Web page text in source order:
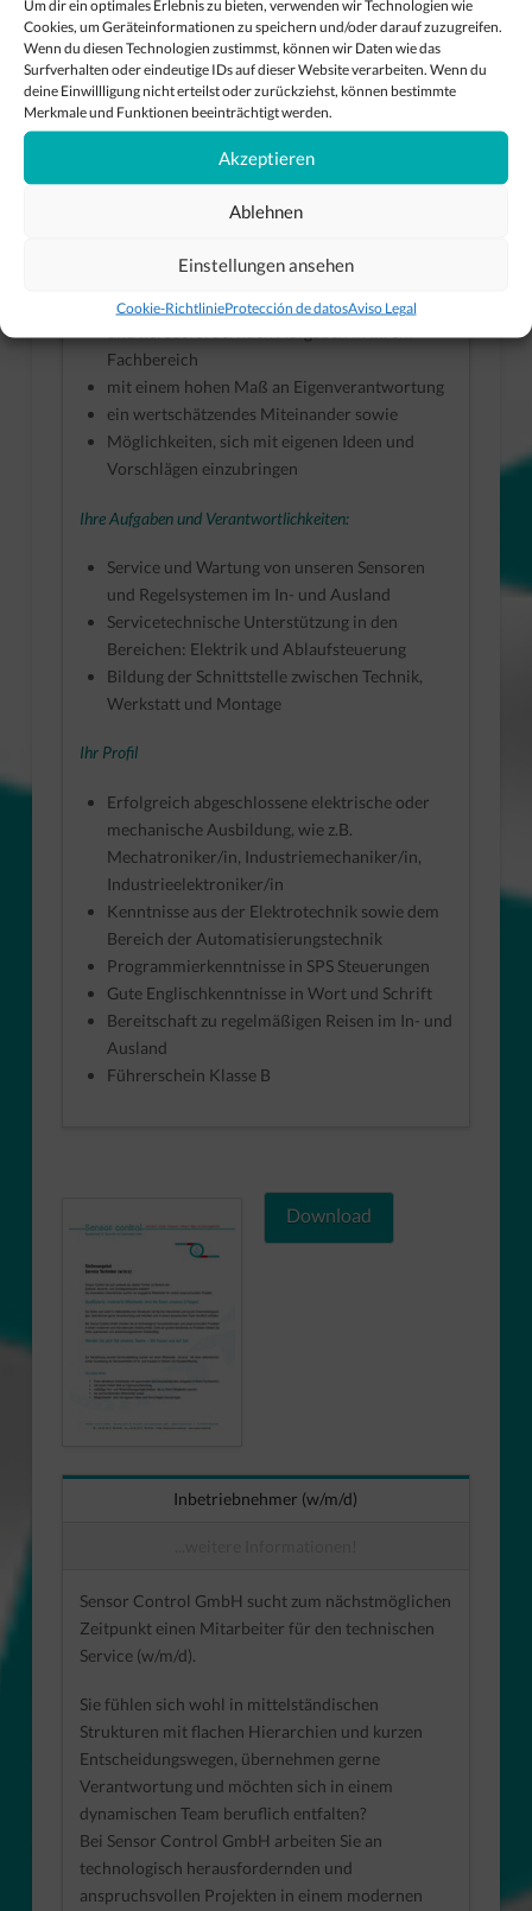
Um dir ein optimales Erlebnis zu bieten, verwenden wir Technologien wie
Cookies, um Geräteinformationen zu speichern und/oder darauf zuzugreifen.
Wenn du diesen Technologien zustimmst, können wir Daten wie das
Surfverhalten oder eindeutige IDs auf dieser Website verarbeiten. Wenn du
deine Einwillligung nicht erteilst oder zurückziehst, können bestimmte
Merkmale und Funktionen beeinträchtigt werden.
Akzeptieren
Ablehnen
Einstellungen ansehen
Cookie-RichtlinieProtección de datosAviso Legal
dynamischen Team beruflich entfalten?
Bei Sensor Control GmbH arbeiten Sie an
technologisch herausfordernden und
anspruchsvollen Projekten in einem modernen
und internationalen Arbeitsumfeld. Dank der
großen Bandbreite an Projekten erleben Sie einen
spannenden und abwechslungsreichen
Wir bieten Ihnen
Einen attraktiven Arbeitsplatz mit spannenden
Fachbereich
mit einem hohen Maß an Eigenverantwortung
ein wertschätzendes Miteinander sowie
Möglichkeiten, sich mit eigenen Ideen und
Vorschlägen einzubringen
Ihre Aufgaben und Verantwortlichkeiten:
Service und Wartung von unseren Sensoren
und Regelsystemen im In- und Ausland
Servicetechnische Unterstützung in den
Bereichen: Elektrik und Ablaufsteuerung
Bildung der Schnittstelle zwischen Technik,
Werkstatt und Montage
Ihr Profil
Erfolgreich abgeschlossene elektrische oder
mechanische Ausbildung, wie z.B.
Mechatroniker/in, Industriemechaniker/in,
Industrieelektroniker/in
Kenntnisse aus der Elektrotechnik sowie dem
Bereich der Automatisierungstechnik
Programmierkenntnisse in SPS Steuerungen
Gute Englischkenntnisse in Wort und Schrift
Bereitschaft zu regelmäßigen Reisen im In- und
Ausland
Führerschein Klasse B
Download
Inbetriebnehmer (w/m/d)
Sensor Control GmbH sucht zum nächstmöglichen
Zeitpunkt einen Mitarbeiter für den technischen
Service (w/m/d).
Sie fühlen sich wohl in mittelständischen
Strukturen mit flachen Hierarchien und kurzen
Entscheidungswegen, übernehmen gerne
Verantwortung und möchten sich in einem
dynamischen Team beruflich entfalten?
Bei Sensor Control GmbH arbeiten Sie an
technologisch herausfordernden und
anspruchsvollen Projekten in einem modernen